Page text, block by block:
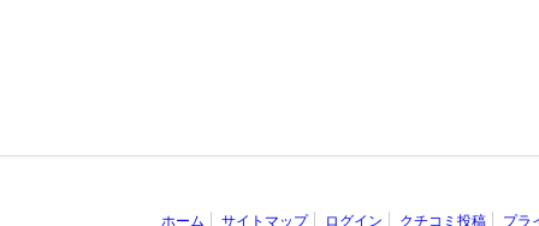
ホーム サイトマップ ログイン クチコミ投稿 プラ